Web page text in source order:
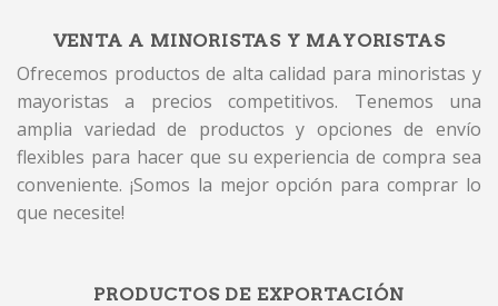
VENTA A MINORISTAS Y MAYORISTAS
Ofrecemos productos de alta calidad para minoristas y
mayoristas a precios competitivos. Tenemos una
amplia variedad de productos y opciones de envío
flexibles para hacer que su experiencia de compra sea
conveniente. ¡Somos la mejor opción para comprar lo
que necesite!
PRODUCTOS DE EXPORTACIÓN